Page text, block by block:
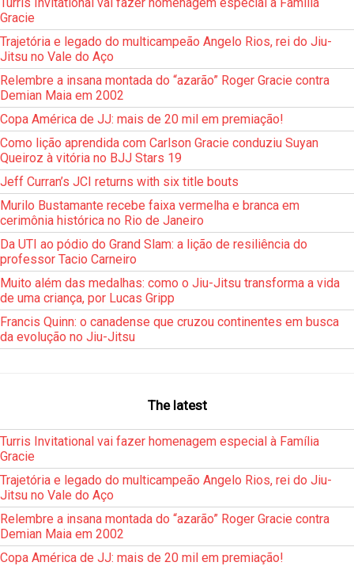
Gracie
Trajetória e legado do multicampeão Angelo Rios, rei do Jiu-
Jitsu no Vale do Aço
Relembre a insana montada do “azarão” Roger Gracie contra
Demian Maia em 2002
Copa América de JJ: mais de 20 mil em premiação!
Como lição aprendida com Carlson Gracie conduziu Suyan
Queiroz à vitória no BJJ Stars 19
Jeff Curran’s JCI returns with six title bouts
Murilo Bustamante recebe faixa vermelha e branca em
cerimônia histórica no Rio de Janeiro
Da UTI ao pódio do Grand Slam: a lição de resiliência do
professor Tacio Carneiro
Muito além das medalhas: como o Jiu-Jitsu transforma a vida
de uma criança, por Lucas Gripp
Francis Quinn: o canadense que cruzou continentes em busca
da evolução no Jiu-Jitsu
The latest
Turris Invitational vai fazer homenagem especial à Família
Gracie
Trajetória e legado do multicampeão Angelo Rios, rei do Jiu-
Jitsu no Vale do Aço
Relembre a insana montada do “azarão” Roger Gracie contra
Demian Maia em 2002
Copa América de JJ: mais de 20 mil em premiação!